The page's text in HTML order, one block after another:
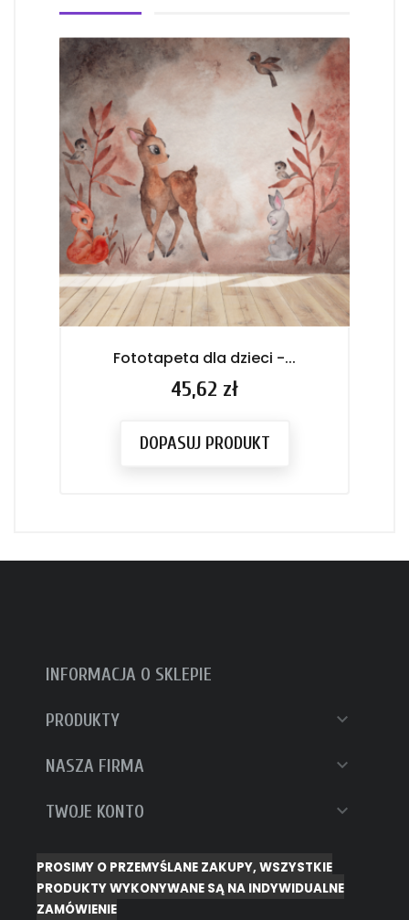
Fototapeta dla dzieci -...
Cena
45,62 zł
DOPASUJ PRODUKT
INFORMACJA O SKLEPIE
PRODUKTY 
NASZA FIRMA 
TWOJE KONTO 
PROSIMY O PRZEMYŚLANE ZAKUPY, WSZYSTKIE
PRODUKTY WYKONYWANE SĄ NA INDYWIDUALNE
ZAMÓWIENIE